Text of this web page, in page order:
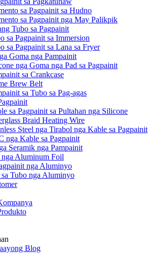
sa Pagpainit sa Hudno
sa Pagpainit nga May Palikpik
Tubo sa Pagpainit
sa Pagpainit sa Immersion
sa Pagpainit sa Lana sa Fryer
Goma nga Pampainit
nga Goma nga Pad sa Pagpainit
sa Crankcase
Brew Belt
sa Tubo sa Pag-agas
sa Pagpainit sa Pultahan nga Silicone
Braid Heating Wire
Steel nga Tirabol nga Kable sa Pagpainit
nga Kable sa Pagpainit
Seramik nga Pampainit
nga Aluminum Foil
nga Aluminyo
Tubo nga Aluminyo
Blog